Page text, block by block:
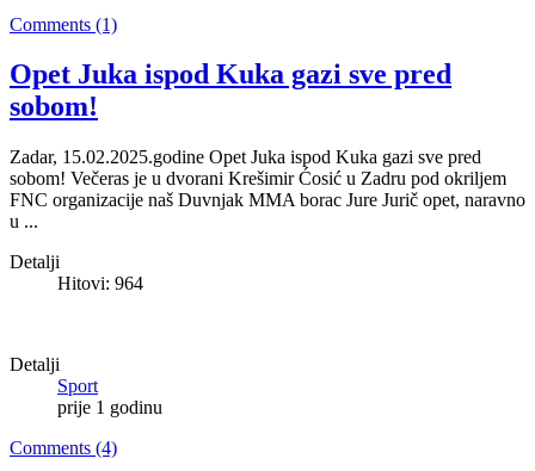
Comments (1)
Opet Juka ispod Kuka gazi sve pred
sobom!
Zadar, 15.02.2025.godine Opet Juka ispod Kuka gazi sve pred
sobom! Večeras je u dvorani Krešimir Ćosić u Zadru pod okriljem
FNC organizacije naš Duvnjak MMA borac Jure Jurič opet, naravno
u ...
Detalji
Hitovi: 964
Detalji
Sport
prije 1 godinu
Comments (4)